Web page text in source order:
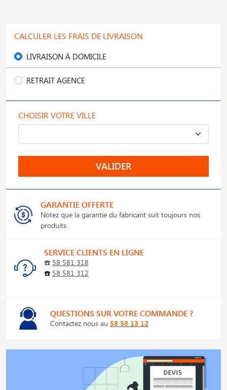
CALCULER LES FRAIS DE LIVRAISON
LIVRAISON À DOMICILE
RETRAIT AGENCE
CHOISIR VOTRE VILLE
VALIDER
GARANTIE OFFERTE
Notez que la garantie du fabricant suit toujours nos
produits
SERVICE CLIENTS EN LIGNE
☎️ 58 581 318
☎️ 58 581 312
QUESTIONS SUR VOTRE COMMANDE ?
Contactez nous au 58 58 13 12